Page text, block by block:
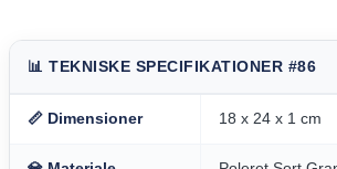
📊 TEKNISKE SPECIFIKATIONER #86
📏 Dimensioner 18 x 24 x 1 cm